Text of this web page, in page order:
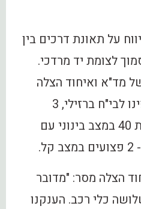
דיווח על תאונת דרכים בין
רכב, בכביש 34 סמוך לצומת יד מרדכי.
מד"א ואיחוד הצלה
העניקו טיפול רפואי ופינו לבי"ח ברזילי, 3
פצועים, בהם: אשה כבת 40 במצב בינוני עם
הצלה מסר: "מדובר
כלי רכב. הענקנו